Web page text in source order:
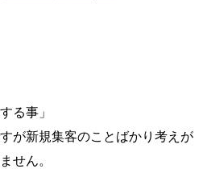
る事」
が新規集客のことばかり考えが
せん。